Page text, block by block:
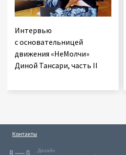
Интервью
с основательницей
движения «НеМолчи»
Диной Тансари, часть II
Контакты
Дизайн